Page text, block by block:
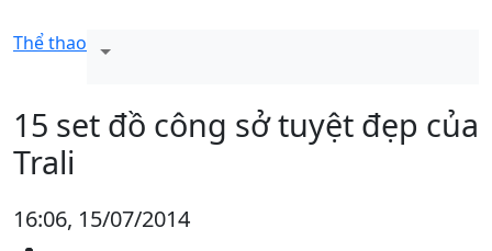
Thể thao
15 set đồ công sở tuyệt đẹp của
Trali
16:06, 15/07/2014